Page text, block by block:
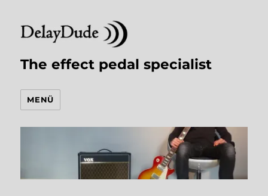
The effect pedal specialist
MENÜ